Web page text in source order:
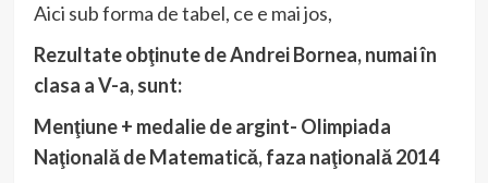
Aici sub forma de tabel, ce e mai jos,
Rezultate obţinute de Andrei Bornea, numai în
clasa a V-a, sunt:
Menţiune + medalie de argint- Olimpiada
Naţională de Matematică, faza naţională 2014